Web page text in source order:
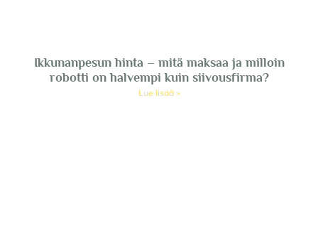
Ikkunanpesun hinta – mitä maksaa ja milloin
robotti on halvempi kuin siivousfirma?
Lue lisää »